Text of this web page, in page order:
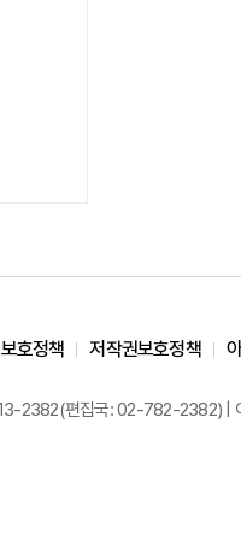
호정책 저작권보호정책
2382(편집국: 02-782-2382)